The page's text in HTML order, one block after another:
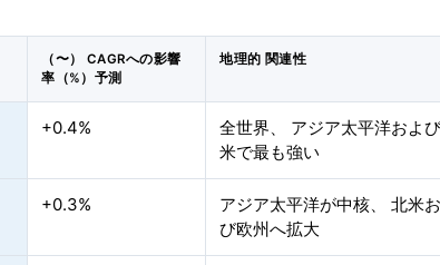
（〜） CAGRへの影響
率（%）予測
地理的 関連性
+0.4%
全世界、 アジア太平洋およ
米で最も強い
+0.3%
アジア太平洋が中核、 北米
び欧州へ拡大